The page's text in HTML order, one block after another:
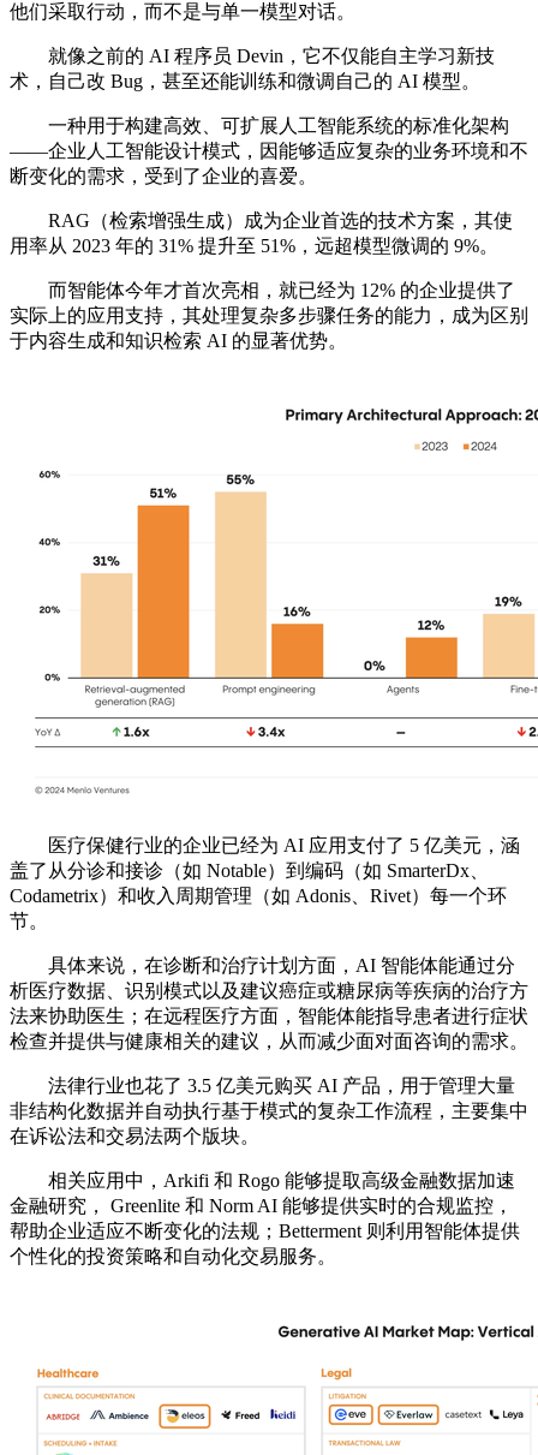
他们采取行动，而不是与单一模型对话。
就像之前的 AI 程序员 Devin，它不仅能自主学习新技
术，自己改 Bug，甚至还能训练和微调自己的 AI 模型。
一种用于构建高效、可扩展人工智能系统的标准化架构
——企业人工智能设计模式，因能够适应复杂的业务环境和不
断变化的需求，受到了企业的喜爱。
RAG（检索增强生成）成为企业首选的技术方案，其使
用率从 2023 年的 31% 提升至 51%，远超模型微调的 9%。
而智能体今年才首次亮相，就已经为 12% 的企业提供了
实际上的应用支持，其处理复杂多步骤任务的能力，成为区别
于内容生成和知识检索 AI 的显著优势。
医疗保健行业的企业已经为 AI 应用支付了 5 亿美元，涵
盖了从分诊和接诊（如 Notable）到编码（如 SmarterDx、
Codametrix）和收入周期管理（如 Adonis、Rivet）每一个环
节。
具体来说，在诊断和治疗计划方面，AI 智能体能通过分
析医疗数据、识别模式以及建议癌症或糖尿病等疾病的治疗方
法来协助医生；在远程医疗方面，智能体能指导患者进行症状
检查并提供与健康相关的建议，从而减少面对面咨询的需求。
法律行业也花了 3.5 亿美元购买 AI 产品，用于管理大量
非结构化数据并自动执行基于模式的复杂工作流程，主要集中
在诉讼法和交易法两个版块。
相关应用中，Arkifi 和 Rogo 能够提取高级金融数据加速
金融研究， Greenlite 和 Norm AI 能够提供实时的合规监控，
帮助企业适应不断变化的法规；Betterment 则利用智能体提供
个性化的投资策略和自动化交易服务。